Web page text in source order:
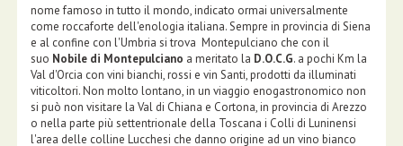
nome famoso in tutto il mondo, indicato ormai universalmente
come roccaforte dell'enologia italiana. Sempre in provincia di Siena
e al confine con l'Umbria si trova Montepulciano che con il
suo Nobile di Montepulciano a meritato la D.O.C.G. a pochi Km la
Val d'Orcia con vini bianchi, rossi e vin Santi, prodotti da illuminati
viticoltori. Non molto lontano, in un viaggio enogastronomico non
si può non visitare la Val di Chiana e Cortona, in provincia di Arezzo
o nella parte più settentrionale della Toscana i Colli di Luninensi
l'area delle colline Lucchesi che danno origine ad un vino bianco